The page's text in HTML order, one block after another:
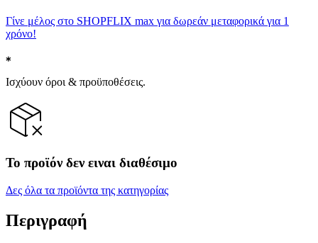
Γίνε μέλος στο SHOPFLIX max για δωρεάν μεταφορικά για 1
χρόνο!
Ισχύουν όροι & προϋποθέσεις.
Το προϊόν δεν ειναι διαθέσιμο
Δες όλα τα προϊόντα της κατηγορίας
Περιγραφή